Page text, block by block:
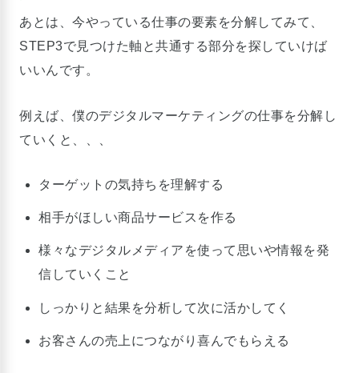
あとは、今やっている仕事の要素を分解してみて、
STEP3で見つけた軸と共通する部分を探していけば
いいんです。
例えば、僕のデジタルマーケティングの仕事を分解し
ていくと、、、
ターゲットの気持ちを理解する
相手がほしい商品サービスを作る
様々なデジタルメディアを使って思いや情報を発
信していくこと
しっかりと結果を分析して次に活かしてく
お客さんの売上につながり喜んでもらえる